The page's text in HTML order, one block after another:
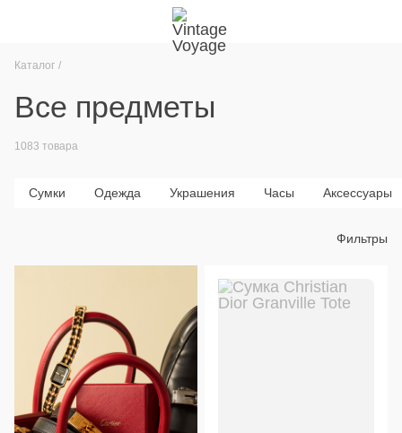
Каталог
Все предметы
1083 товара
Сумки Одежда Украшения Часы Аксессуары
Фильтры